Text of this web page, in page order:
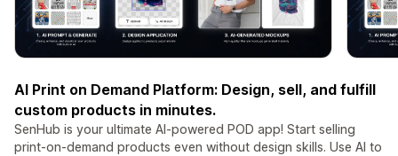
AI Print on Demand Platform: Design, sell, and fulfill
custom products in minutes.
SenHub is your ultimate AI-powered POD app! Start selling
print-on-demand products even without design skills. Use AI to